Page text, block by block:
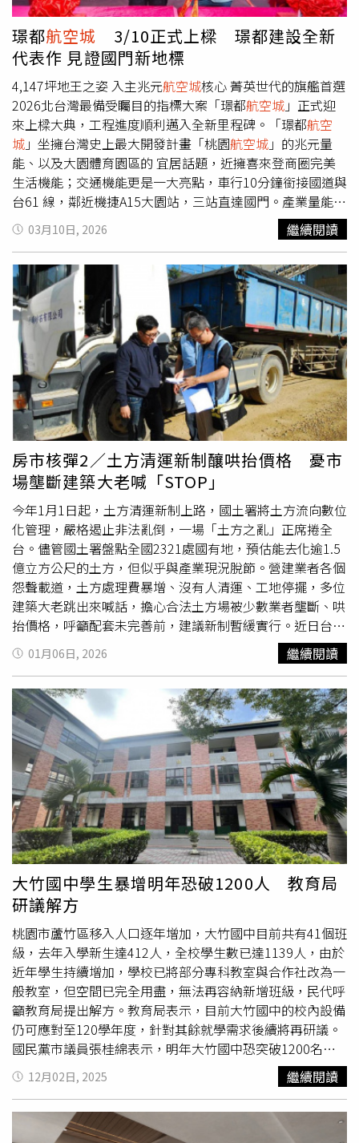
璟都航空城 3/10正式上樑 璟都建設全新
代表作 見證國門新地標
4,147坪地王之姿 入主兆元航空城核心 菁英世代的旗艦首選
2026北台灣最備受矚目的指標大案「璟都航空城 」正式迎
來上樑大典，工程進度順利邁入全新里程碑。「璟都航空
城 」坐擁台灣史上最大開發計畫「桃園航空城 」的兆元量
能、以及大園體育園區的 宜居話題，近擁喜來登商圈完美
生活機能；交通機能更是一大亮點，車行10分鐘銜接國道與
台61 線，鄰近機捷A15大園站，三站直達國門。產業量能坐
擁世界樞紐。「璟都
」以地王身段樹立生活指標，改
寫大園客運特區住宅品味；讓年輕世代第一次出手，就能卡
位宜居保值的地段。璟都航空城上樑典禮，桃園市副市長王
明鉅（圖右）與璟都建設機構董事長黃國明（圖左）共同接
下鳳梨與菜頭，象徵樑柱永固、好運來。（圖／業者提供）
萬坪湖濱首席 品味與機能的極致平衡 璟都建設今年提出全
新口號，以「璟都好生活」承諾住戶，以全區域版圖的開發
實績與企業實力， 打造未來更新、更完整的生活機能，改
寫首購等於將就的市場印象。「璟都航空城」以4,147坪的
地 王尺度，座落萬坪生態公園第一排，打造國際級的湖濱
菁英生活；更規劃超過30項全齡精品公設， 休閒遊憩、餐
飲派對、商務接待⋯功能面面俱到，完美實現回家即渡假，
菁英專屬禮遇的豐富日常。 璟都建設品牌承諾 首付8萬起
輕鬆入主 「璟都建設」深耕桃園，不只名列2024年北台灣
10大推案建商，更蟬聯多年誠信建商指標，首創永 久保修
建築理念，積極融入綠能環保概念，建立與自然共生、共
存，以人為本的建築作品，也在消 費者網評好感建商中名
列第四名佳績！秉持「永久保修」、「永續服務」的核心理
念理念，「璟都航空城」更祭出首付8萬的震撼輕鬆價，送
家電付裝潢，更同步加碼成家禮，不只拎包就能入住，更
要全面提升生活品質，讓年輕世代、換屋族群能夠買得安
心、付得放心。展現品牌雄厚實力，結合 永續宅的安心保
障，號召青年圓夢成家。
03月10日, 2026 繼續閱讀
房市核彈2／土方清運新制釀哄抬價格 憂市
場壟斷建築大老喊「STOP」
今年1月1日起，土方清運新制上路，國土署將土方流向數位
化管理，嚴格遏止非法亂倒，一場「土方之亂」正席捲全
台。儘管國土署盤點全國2321處國有地，預估能去化逾1.5
億立方公尺的土方，但似乎與產業現況脫節。營建業者各個
怨聲載道，土方處理費暴增、沒有人清運、工地停擺，多位
建築大老跳出來喊話，擔心合法土方場被少數業者壟斷、哄
抬價格，呼籲配套未完善前，建議新制暫緩實行。近日台中
地檢署成功破獲「土尾集團」於中彰雲嘉非法傾倒高達1.6
萬立方公尺的廢棄物，體積足以填滿7座奧運規格游泳池，
震驚社會。非法土方業者長期於河川地亂倒營建廢棄物，張
麗莉表示，大家都不願意環境如此被破壞，呼籲政府配套措
施要從計劃到實際可行，要加快速度。（圖／翻攝畫面）
「查！該查！」中華民國不動產協進會理事長張麗莉痛斥，
不肖業者非法傾倒、破壞國土，應嚴加查辦；但另一方面，
她又針對近日土方清運新制的配套不足，造成建築業工程大
亂、價格亂漲，嚴正提醒中央單位，「不能只是嚴查，新制
必須配套多個合法清運管道同步施行，減緩對產業衝擊，才
是好政策！」去年8月28日行政院核定「營建剩餘土石方最
終去處規劃方案」，需從「源頭減量」、「土石方流向追
蹤」及「擴增去化管道」三面向推動落實確保土方合法去
處，並於今年1月1日起實行，凡載運營建剩餘土石方的清運
車輛，均須裝設GPS定位系統，每一個進出點也都要使用電
子聯單系統申報。不過，政府出發點立意良善，卻因配套不
足，引來近月土方處理市場供需失衡，處理費用哄抬飆漲，
造成產業大亂，全台建築、營建業者抱怨連連。甚至已經傳
出有土方運輸業者想開高價，以「A/B車」戰術非法避開
GPS定位。土方問題導致多個工地停工、成本飆漲，日前不
動產建築開發公會全聯會舉行會員大會，會員提案通過希望
政府暫緩實施土方清運新制。右2為不動產建築開發公會全
聯會理事長楊玉全。（圖／不動產建築開發公會提供）「土
方去化配套尚欠完備，土方場因新制疑慮觀望，不敢收土、
不報價或藉機抬價，使營建工地面臨餘土無處可去，除了處
理價格大漲，並造成工地無法如期開工，甚至開挖中斷有坍
01月06日, 2026 繼續閱讀
大竹國中學生暴增明年恐破1200人 教育局
研議解方
桃園市蘆竹區移入人口逐年增加，大竹國中目前共有41個班
級，去年入學新生達412人，全校學生數已達1139人，由於
近年學生持續增加，學校已將部分專科教室與合作社改為一
般教室，但空間已完全用盡，無法再容納新增班級，民代呼
籲教育局提出解方。教育局表示，目前大竹國中的校內設備
仍可應對至120學年度，針對其餘就學需求後續將再研議。
國民黨市議員張桂綿表示，明年大竹國中恐突破1200名學
生，至少須再增設1至2個班級，班級數可能達43班，但校
內現有空間已無法再調整，連最基本的班級教室都難以提
供。且還未包含從青埔、光明國中轉介的學生，更未納入大
華社會住宅與航空城 安置住宅的入住人口，未來學生人數只
12月02日, 2025 繼續閱讀